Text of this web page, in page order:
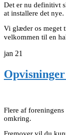
Det er nu definitivt
at installere det nye.
Vi glæder os meget
velkommen til en
jan 21
Flere af
omkring.